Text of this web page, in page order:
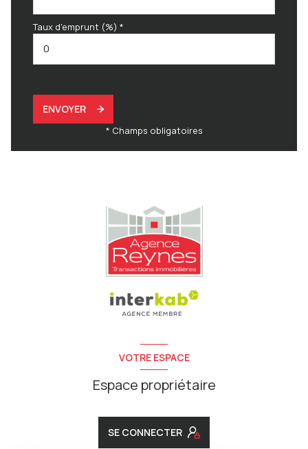
Taux d'emprunt (%) *
ENVOYER
* Champs obligatoires
VOTRE ESPACE
Espace propriétaire
SE CONNECTER